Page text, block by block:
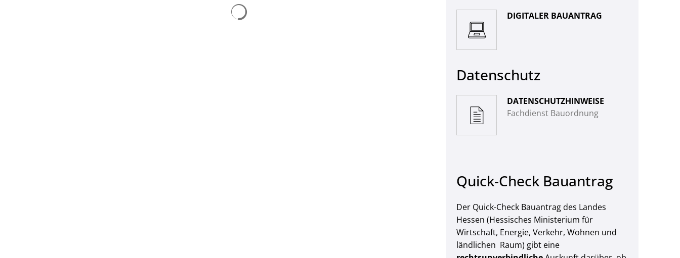
DIGITALER BAUANTRAG
Datenschutz
DATENSCHUTZHINWEISE
Fachdienst Bauordnung
Quick-Check Bauantrag
Der Quick-Check Bauantrag des Landes
Hessen (Hessisches Ministerium für
Wirtschaft, Energie, Verkehr, Wohnen und
ländlichen Raum) gibt eine